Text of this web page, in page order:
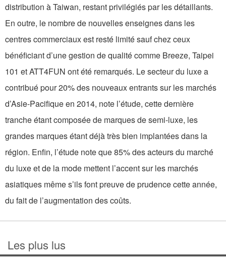
distribution à Taiwan, restant privilégiés par les détaillants.
En outre, le nombre de nouvelles enseignes dans les
centres commerciaux est resté limité sauf chez ceux
bénéficiant d’une gestion de qualité comme Breeze, Taipei
101 et ATT4FUN ont été remarqués. Le secteur du luxe a
contribué pour 20% des nouveaux entrants sur les marchés
d’Asie-Pacifique en 2014, note l’étude, cette dernière
tranche étant composée de marques de semi-luxe, les
grandes marques étant déjà très bien implantées dans la
région. Enfin, l’étude note que 85% des acteurs du marché
du luxe et de la mode mettent l’accent sur les marchés
asiatiques même s’ils font preuve de prudence cette année,
du fait de l’augmentation des coûts.
Les plus lus